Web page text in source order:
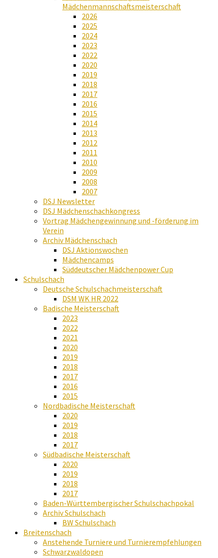
Mädchenmannschaftsmeisterschaft
2026
2025
2024
2023
2022
2020
2019
2018
2017
2016
2015
2014
2013
2012
2011
2010
2009
2008
2007
DSJ Newsletter
DSJ Mädchenschachkongress
Vortrag Mädchengewinnung und -förderung im
Verein
Archiv Mädchenschach
DSJ Aktionswochen
Mädchencamps
Süddeutscher Mädchenpower Cup
Schulschach
Deutsche Schulschachmeisterschaft
DSM WK HR 2022
Badische Meisterschaft
2023
2022
2021
2020
2019
2018
2017
2016
2015
Nordbadische Meisterschaft
2020
2019
2018
2017
Südbadische Meisterschaft
2020
2019
2018
2017
Baden-Württembergischer Schulschachpokal
Archiv Schulschach
BW Schulschach
Breitenschach
Anstehende Turniere und Turnierempfehlungen
Schwarzwaldopen